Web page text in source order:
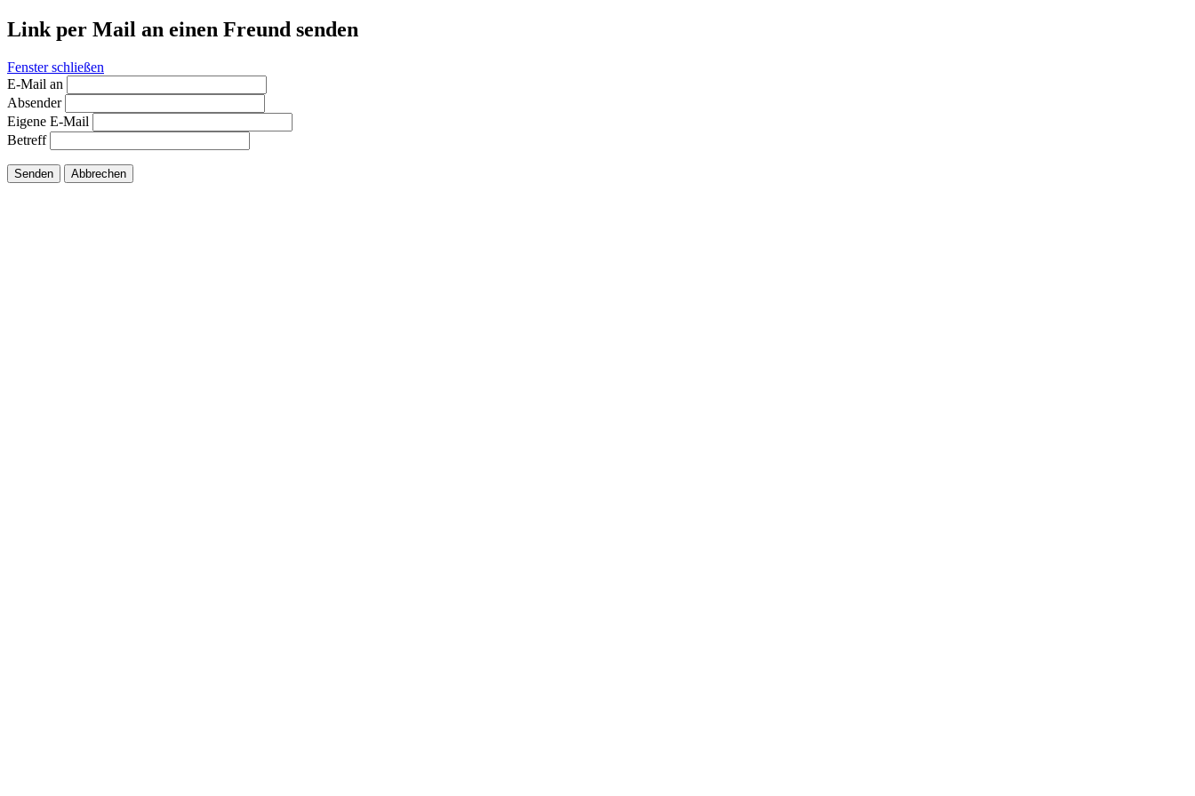
Link per Mail an einen Freund senden
Fenster schließen
E-Mail an
Absender
Eigene E-Mail
Betreff
Senden Abbrechen